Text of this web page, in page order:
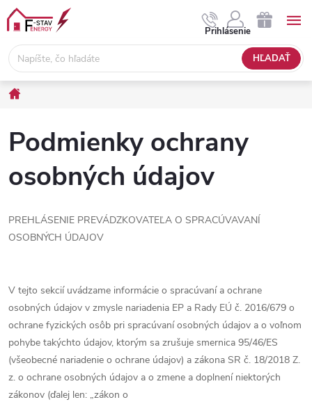
Prejsť
obsah
HĽADAŤ
Prihlásenie
NÁKUPNÝ
KOŠÍK
Podmienky ochrany
osobných údajov
PREHLÁSENIE PREVÁDZKOVATEĽA O SPRACÚVAVANÍ
OSOBNÝCH ÚDAJOV
V tejto sekcií uvádzame informácie o spracúvaní a ochrane
osobných údajov v zmysle nariadenia EP a Rady EÚ č. 2016/679 o
ochrane fyzických osôb pri spracúvaní osobných údajov a o voľnom
pohybe takýchto údajov, ktorým sa zrušuje smernica 95/46/ES
(všeobecné nariadenie o ochrane údajov) a zákona SR č. 18/2018 Z.
z. o ochrane osobných údajov a o zmene a doplnení niektorých
zákonov (ďalej len: „zákon o